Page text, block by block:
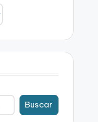
Buscar